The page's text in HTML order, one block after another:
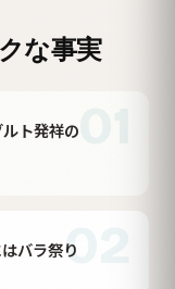
な事実
ト発祥の
02
バラ祭り